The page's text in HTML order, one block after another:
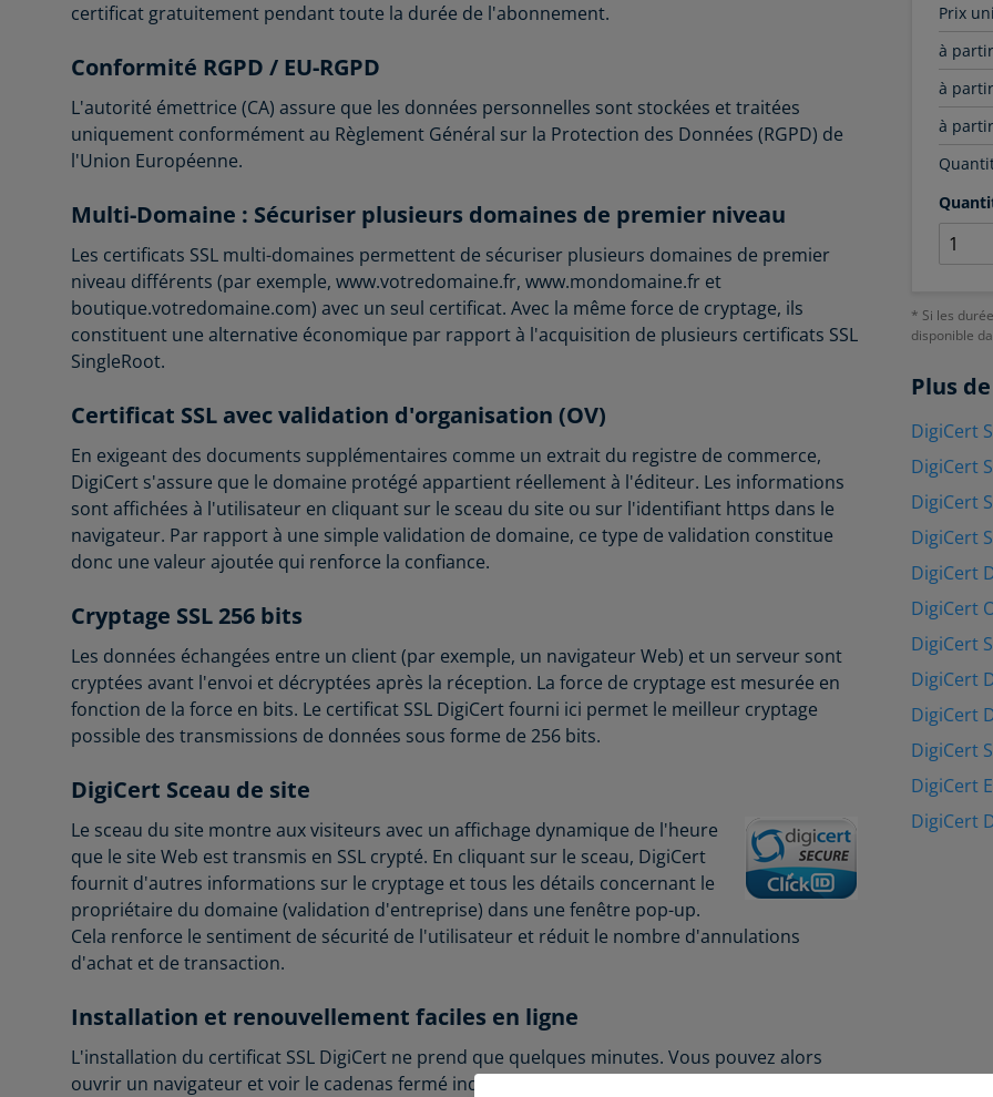
certificat gratuitement pendant toute la durée de l'abonnement.
Conformité RGPD / EU-RGPD
L'autorité émettrice (CA) assure que les données personnelles sont stockées et traitées
uniquement conformément au Règlement Général sur la Protection des Données (RGPD) de
l'Union Européenne.
Multi-Domaine : Sécuriser plusieurs domaines de premier niveau
Les certificats SSL multi-domaines permettent de sécuriser plusieurs domaines de premier
niveau différents (par exemple, www.votredomaine.fr, www.mondomaine.fr et
boutique.votredomaine.com) avec un seul certificat. Avec la même force de cryptage, ils
constituent une alternative économique par rapport à l'acquisition de plusieurs certificats SSL
SingleRoot.
Certificat SSL avec validation d'organisation (OV)
En exigeant des documents supplémentaires comme un extrait du registre de commerce,
DigiCert s'assure que le domaine protégé appartient réellement à l'éditeur. Les informations
sont affichées à l'utilisateur en cliquant sur le sceau du site ou sur l'identifiant https dans le
navigateur. Par rapport à une simple validation de domaine, ce type de validation constitue
donc une valeur ajoutée qui renforce la confiance.
Cryptage SSL 256 bits
Les données échangées entre un client (par exemple, un navigateur Web) et un serveur sont
cryptées avant l'envoi et décryptées après la réception. La force de cryptage est mesurée en
fonction de la force en bits. Le certificat SSL DigiCert fourni ici permet le meilleur cryptage
possible des transmissions de données sous forme de 256 bits.
DigiCert Sceau de site
Le sceau du site montre aux visiteurs avec un affichage dynamique de l'heure
que le site Web est transmis en SSL crypté. En cliquant sur le sceau, DigiCert
fournit d'autres informations sur le cryptage et tous les détails concernant le
propriétaire du domaine (validation d'entreprise) dans une fenêtre pop-up.
Cela renforce le sentiment de sécurité de l'utilisateur et réduit le nombre d'annulations
d'achat et de transaction.
Installation et renouvellement faciles en ligne
L'installation du certificat SSL DigiCert ne prend que quelques minutes. Vous pouvez alors
ouvrir un navigateur et voir le cadenas fermé indiquant que votre site Web est désormais
Prix
à
à
à
* Si les
disponible
Plus
DigiCert
DigiCert
DigiCert
DigiCert
DigiCert
DigiCert
DigiCert
DigiCert
DigiCert
DigiCert
DigiCert
DigiCert